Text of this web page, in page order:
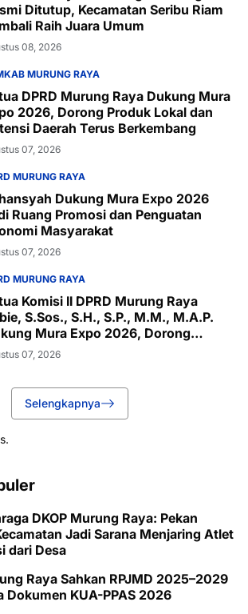
Ditutup, Kecamatan Seribu Riam
Raih Juara Umum
08, 2026
MURUNG RAYA
DPRD Murung Raya Dukung Mura
2026, Dorong Produk Lokal dan
Daerah Terus Berkembang
07, 2026
MURUNG RAYA
Dukung Mura Expo 2026
Ruang Promosi dan Penguatan
Masyarakat
07, 2026
MURUNG RAYA
Komisi II DPRD Murung Raya
S.Sos., S.H., S.P., M.M., M.A.P.
Mura Expo 2026, Dorong
Lokal Naik Kelas
07, 2026
Selengkapnya
DKOP Murung Raya: Pekan
Jadi Sarana Menjaring Atlet
dari Desa
Raya Sahkan RPJMD 2025–2029
Dokumen KUA-PPAS 2026